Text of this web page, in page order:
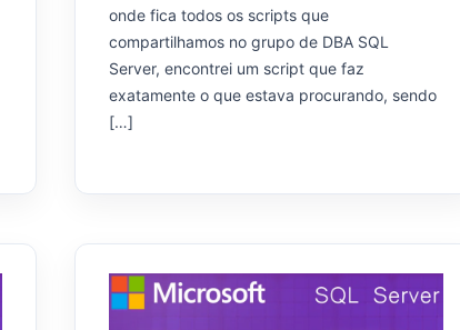
onde fica todos os scripts que
compartilhamos no grupo de DBA SQL
Server, encontrei um script que faz
exatamente o que estava procurando, sendo
[…]